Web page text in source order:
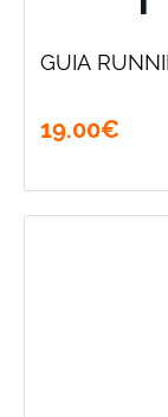
GUIA
19.00€